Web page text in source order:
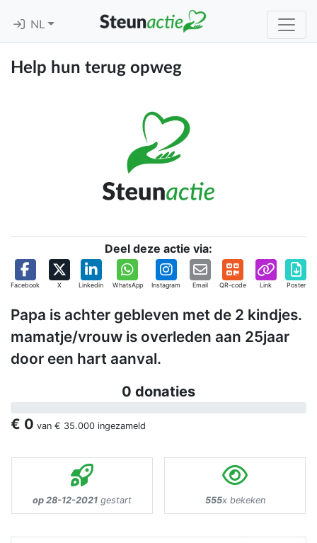
NL
Help hun terug opweg
Deel deze actie via:
Facebook X Linkedin WhatsApp Instagram Email QR-code Link Poster
Papa is achter gebleven met de 2 kindjes.
mamatje/vrouw is overleden aan 25jaar
door een hart aanval.
0 donaties
€ 0 van € 35.000 ingezameld
op 28-12-2021 gestart 555x bekeken